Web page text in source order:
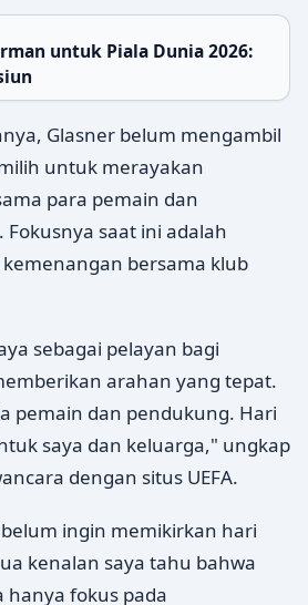
untuk Piala Dunia 2026:
Glasner belum mengambil
untuk merayakan
para pemain dan
saat ini adalah
bersama klub
sebagai pelayan bagi
arahan yang tepat.
pemain dan pendukung. Hari
saya dan keluarga," ungkap
dengan situs UEFA.
belum ingin memikirkan hari
kenalan saya tahu bahwa
hanya fokus pada